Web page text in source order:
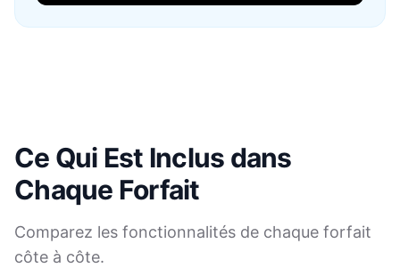
Ce Qui Est Inclus dans
Chaque Forfait
Comparez les fonctionnalités de chaque forfait
côte à côte.